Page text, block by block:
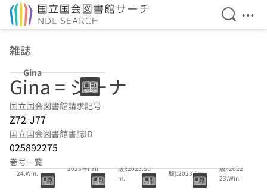
検索を
メ
雑誌
Gina
Gina = ジーナ
国立国会図書館請求記号
Z72-J77
国立国会図書館書誌ID
025892275
巻号一覧
2023・
24.Win.
2023年Fall
版):2023.Su
m.
版):2023.Spr.
版):2022・
23.Win.